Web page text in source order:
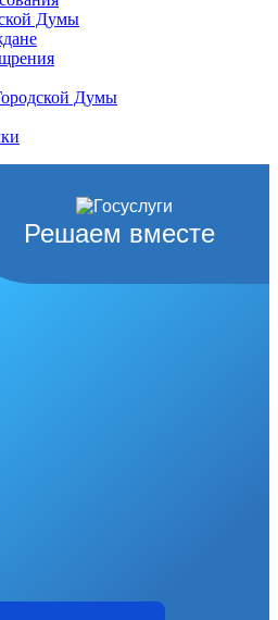
Думы
Думы
Решаем вместе